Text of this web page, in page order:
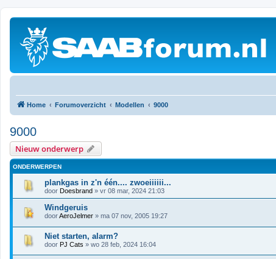
Home Forumoverzicht Modellen 9000
9000
Nieuw onderwerp
ONDERWERPEN
plankgas in z'n één.... zwoeiiiiii...
door Doesbrand » vr 08 mar, 2024 21:03
Windgeruis
doorAeroJelmer » ma 07 nov, 2005 19:27
Niet starten, alarm?
door PJ Cats » wo 28 feb, 2024 16:04